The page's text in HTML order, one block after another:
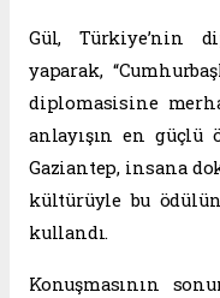
Gül, Türkiye’nin
yaparak,
diplomasisine
anlayışın en güçlü
Gaziantep, insana
kültürüyle bu
kullandı.
Konuşmasının